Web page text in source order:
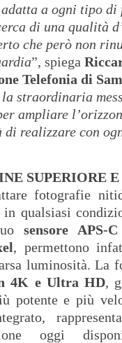
a ogni tipo
di una qualità
che però non
”, spiega
Telefonia di
straordinaria
ampliare
realizzare con
SUPERIORE
fotografie
qualsiasi
sensore APS-
, permettono
luminosità. La
4K e Ultra HD,
potente e più
oggi